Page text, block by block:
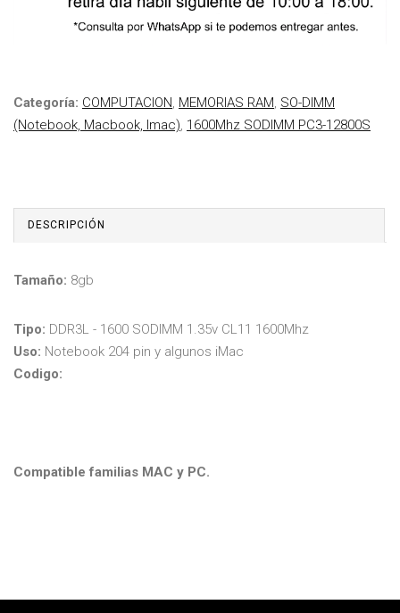
Categoría: COMPUTACION, MEMORIAS RAM, SO-DIMM
(Notebook, Macbook, Imac), 1600Mhz SODIMM PC3-12800S
DESCRIPCIÓN
Tamaño: 8gb
Tipo: DDR3L - 1600 SODIMM 1.35v CL11 1600Mhz
Uso: Notebook 204 pin y algunos iMac
Codigo:
Compatible familias MAC y PC.